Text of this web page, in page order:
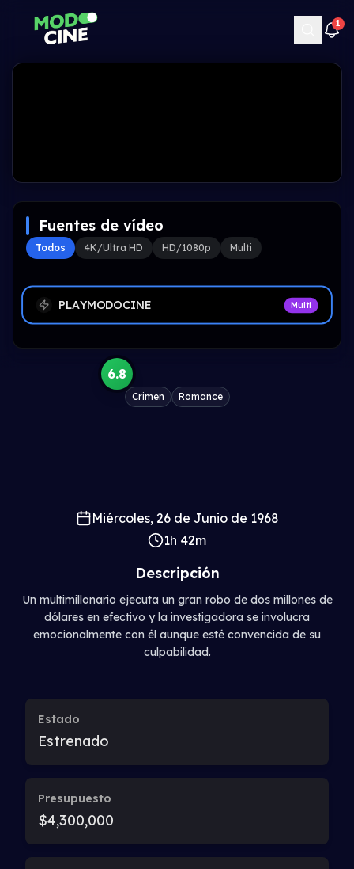
1
Fuentes de vídeo
Todos 4K/Ultra HD HD/1080p Multi
PLAYMODOCINE Multi
6.8
Crimen Romance
Miércoles, 26 de Junio de 1968
1h 42m
Descripción
Un multimillonario ejecuta un gran robo de dos millones de
dólares en efectivo y la investigadora se involucra
emocionalmente con él aunque esté convencida de su
culpabilidad.
Estado
Estrenado
Presupuesto
$4,300,000